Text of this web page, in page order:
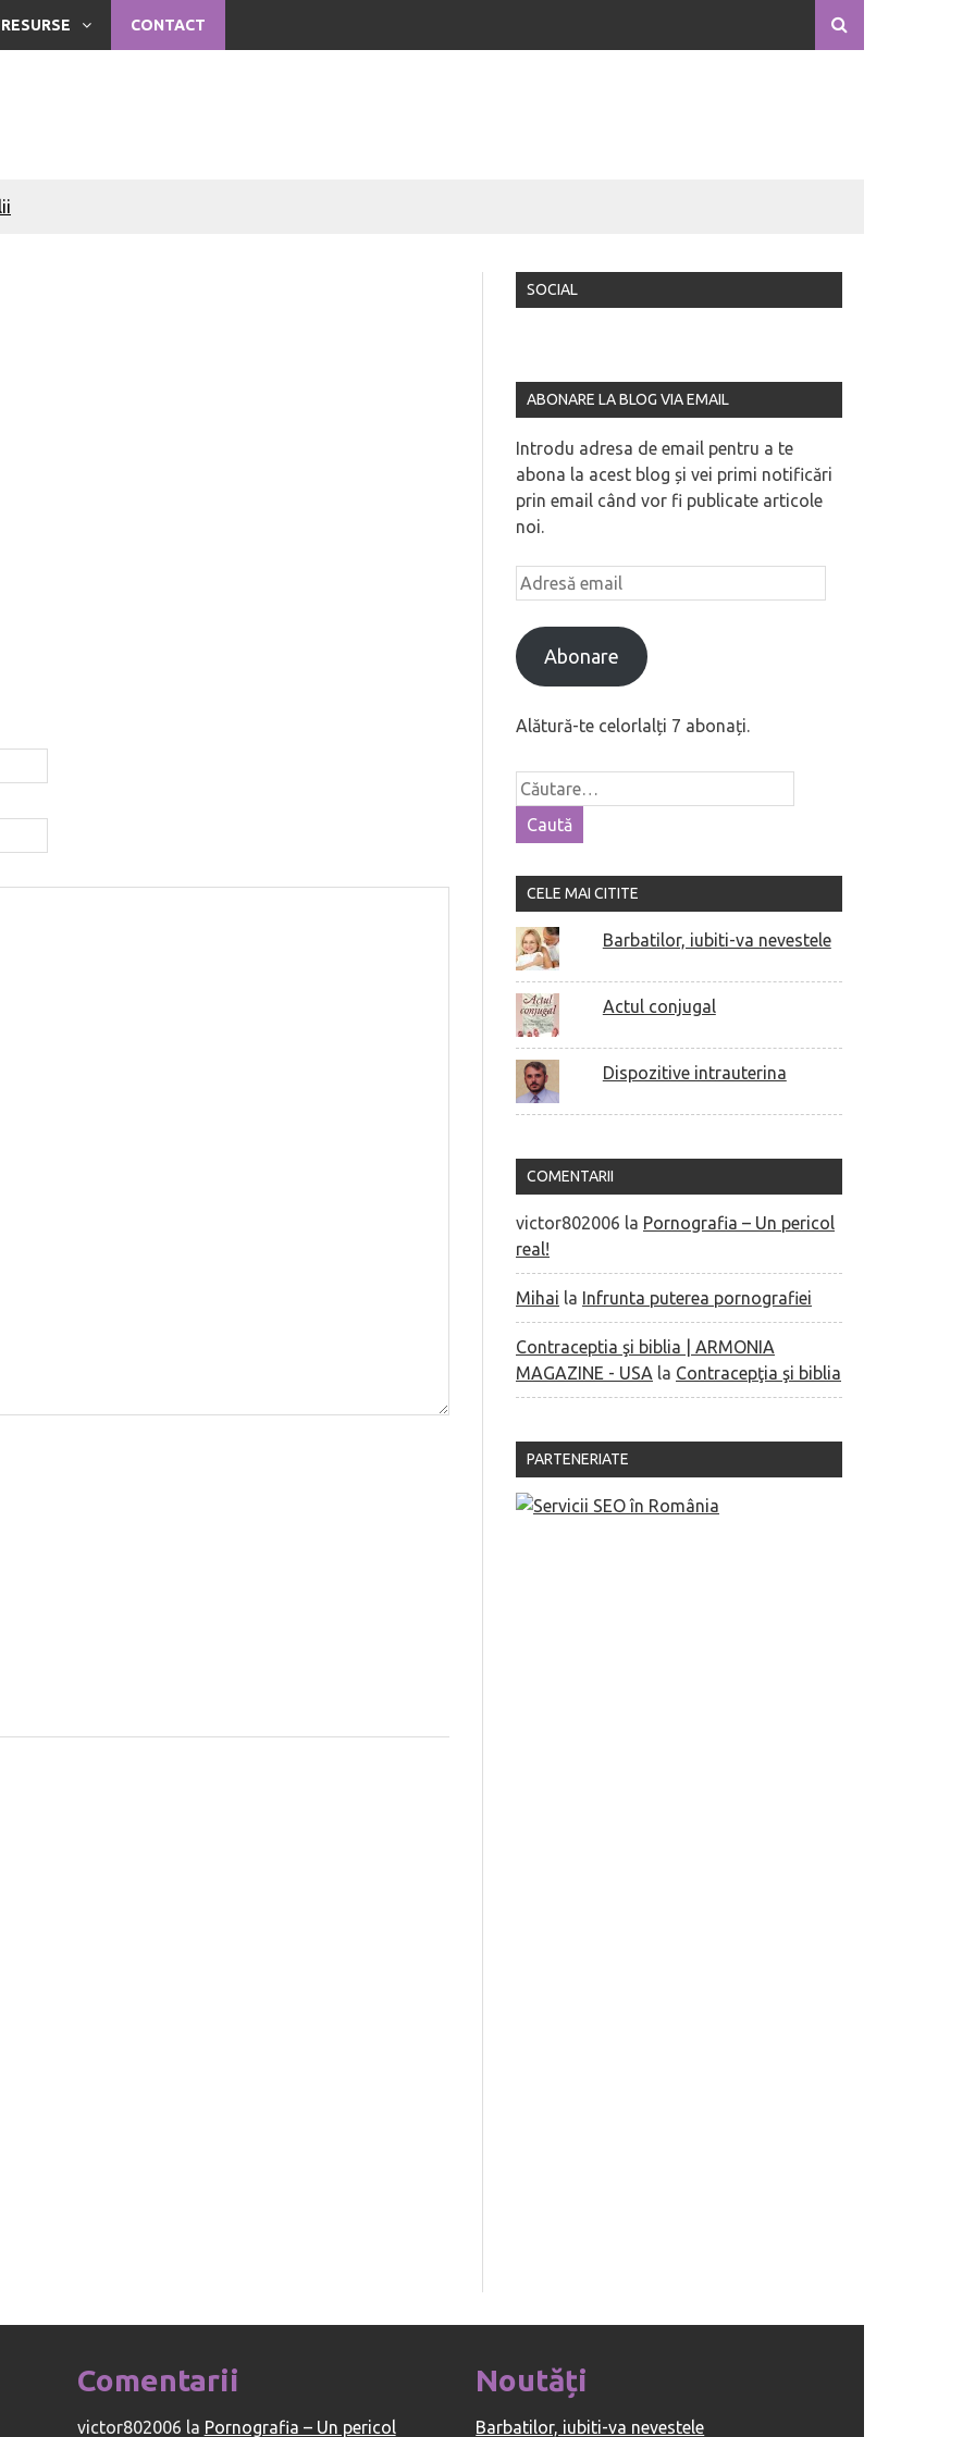
RESURSE CONTACT
face o soție
SOCIAL
ABONARE LA BLOG VIA EMAIL
Introdu adresa de email pentru a te
abona la acest blog și vei primi notificări
prin email când vor fi publicate articole
noi.
Abonare
Alătură-te celorlalți 7 abonați.
CELE MAI CITITE
Barbatilor, iubiti-va nevestele
Actul conjugal
Dispozitive intrauterina
COMENTARII
victor802006 la Pornografia – Un pericol
real!
Mihai la Infrunta puterea pornografiei
Contraceptia şi biblia | ARMONIA
MAGAZINE - USA la Contracepţia şi biblia
PARTENERIATE
Comentarii
victor802006 la Pornografia – Un pericol
Noutăți
Barbatilor, iubiti-va nevestele